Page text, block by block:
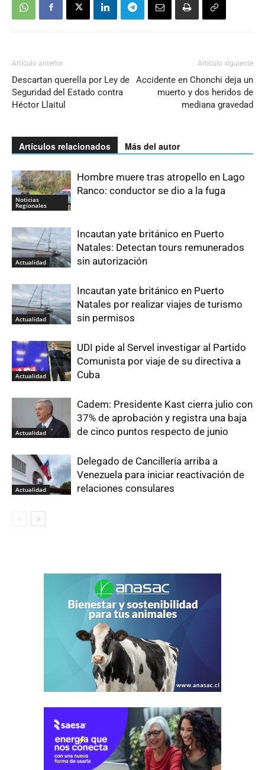
Artículo anterior
Descartan querella por Ley de
Seguridad del Estado contra
Héctor Llaitul
Artículo siguiente
Accidente en Chonchi deja un
muerto y dos heridos de
mediana gravedad
Artículos relacionados Más del autor
Noticias
Regionales
Hombre muere tras atropello en Lago
Ranco: conductor se dio a la fuga
Actualidad
Incautan yate británico en Puerto
Natales: Detectan tours remunerados
sin autorización
Actualidad
Incautan yate británico en Puerto
Natales por realizar viajes de turismo
sin permisos
Actualidad
UDI pide al Servel investigar al Partido
Comunista por viaje de su directiva a
Cuba
Actualidad
Cadem: Presidente Kast cierra julio con
37% de aprobación y registra una baja
de cinco puntos respecto de junio
Actualidad
Delegado de Cancillería arriba a
Venezuela para iniciar reactivación de
relaciones consulares